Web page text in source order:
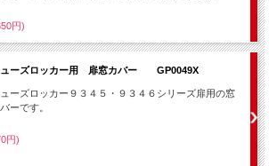
円)
ューズロッカー用 扉窓カバー GP0049X
ーズロッカー９３４５・９３４６シリーズ扉用の窓
ーです。
円)